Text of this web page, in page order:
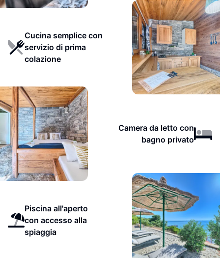
Cucina semplice con
servizio di prima
colazione
Camera da letto con
bagno privato
Piscina all'aperto
con accesso alla
spiaggia